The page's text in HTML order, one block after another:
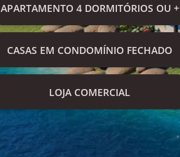
APARTAMENTO 4 DORMITÓRIOS OU +
CASAS EM CONDOMÍNIO FECHADO
LOJA COMERCIAL